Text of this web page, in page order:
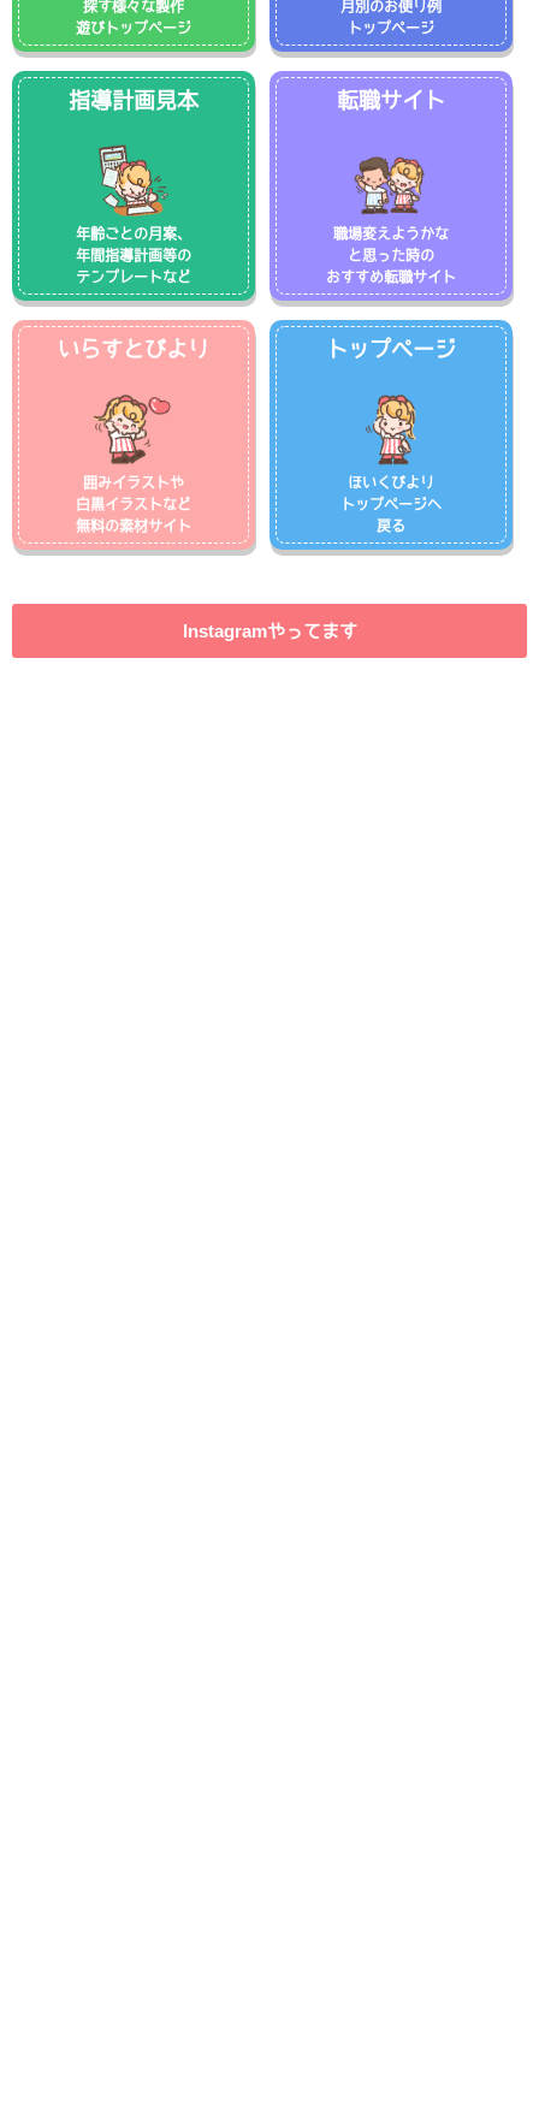
探す様々な製作
遊びトップページ
月別のお便り例
トップページ
指導計画見本
年齢ごとの月案、
年間指導計画等の
テンプレートなど
転職サイト
職場変えようかな
と思った時の
おすすめ転職サイト
いらすとびより
囲みイラストや
白黒イラストなど
無料の素材サイト
トップページ
ほいくびより
トップページへ
戻る
Instagramやってます